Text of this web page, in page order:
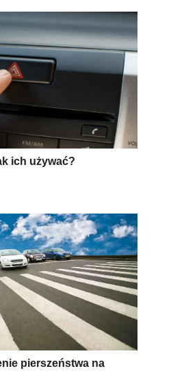
ich używać?
pierszeństwa na